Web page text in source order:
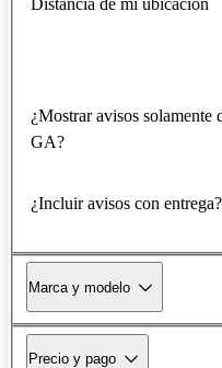
¿Mostrar avisos solamente
GA?
¿Incluir avisos con entrega?
Marca y modelo
Precio y pago